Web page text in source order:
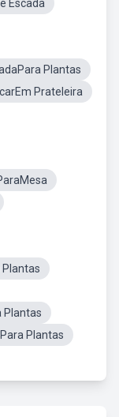
Escada
Plantas
Prateleira
Plantas
Plantas
Plantas